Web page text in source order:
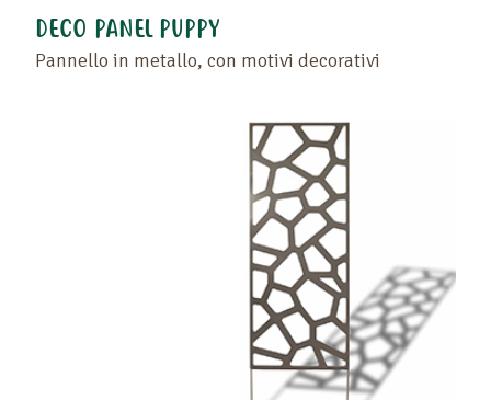
DECO PANEL PUPPY
Pannello in metallo, con motivi decorativi